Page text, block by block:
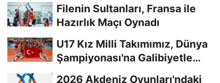
Filenin Sultanları, Fransa ile
Hazırlık Maçı Oynadı
U17 Kız Milli Takımımız, Dünya
Şampiyonası'na Galibiyetle
2026 Akdeniz Oyunları'ndaki